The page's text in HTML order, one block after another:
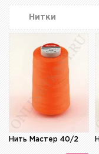
Нитки
Нить Мастер 40/2